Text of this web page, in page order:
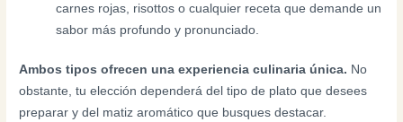
carnes rojas, risottos o cualquier receta que demande un
sabor más profundo y pronunciado.
Ambos tipos ofrecen una experiencia culinaria única. No
obstante, tu elección dependerá del tipo de plato que desees
preparar y del matiz aromático que busques destacar.